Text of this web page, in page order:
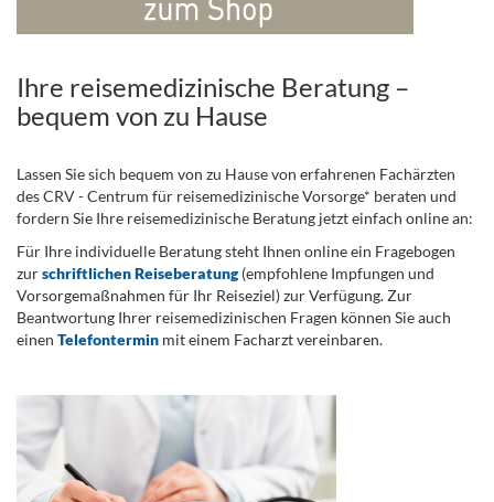
Ihre reisemedizinische Beratung –
bequem von zu Hause
Lassen Sie sich bequem von zu Hause von erfahrenen Fachärzten
des CRV - Centrum für reisemedizinische Vorsorge* beraten und
fordern Sie Ihre reisemedizinische Beratung jetzt einfach online an:
Für Ihre individuelle Beratung steht Ihnen online ein Fragebogen
zurschriftlichen Reiseberatung(empfohlene Impfungen und
Vorsorgemaßnahmen für Ihr Reiseziel) zur Verfügung. Zur
Beantwortung Ihrer reisemedizinischen Fragen können Sie auch
einen Telefontermin mit einem Facharzt vereinbaren.